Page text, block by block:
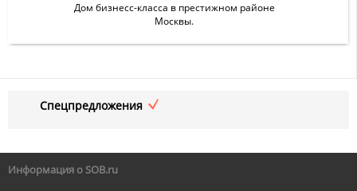
Дом бизнесс-класса в престижном районе
Москвы.
Спецпредложения
Информация о SOB.ru